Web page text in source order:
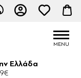
Ελλάδα